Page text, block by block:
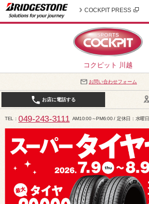
コクピット 川越
COCKPIT PRESS
お問い合わせフォーム
お店に電話する
TEL 049-243-3111 AM10:00～PM6:00 / 定休日：水曜日